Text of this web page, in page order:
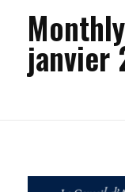
janvier